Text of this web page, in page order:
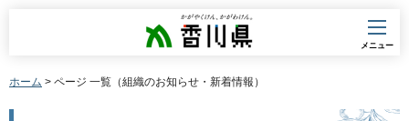
香川県
メニュー
ホーム > ページ 一覧（組織のお知らせ・新着情報）